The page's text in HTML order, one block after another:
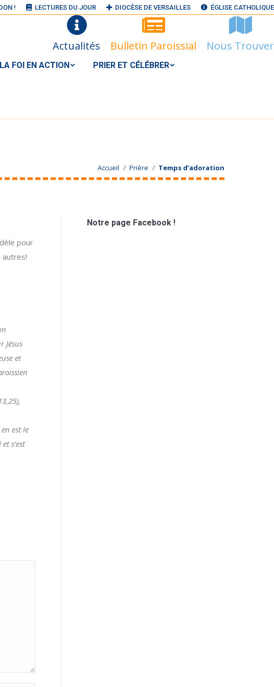
! LECTURES DU JOUR DIOCÈSE DE VERSAILLES ÉGLISE CATHOLIQUE
Actualités Bulletin Paroissial Nous Trouver
LA FOI EN ACTION PRIER ET CÉLÉBRER
Accueil Prière Temps d’adoration
pour
autres!
Jésus
et
est le
s’est
Notre page Facebook !
LA FOI EN ACTION PRIER ET CÉLÉBRER
Search:RECHERCHER